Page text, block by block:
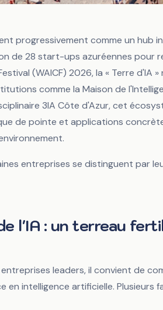
qui
2026
progressivement comme un hub
de 28 start-ups azuréennes pour
(WAICF) 2026, la « Terre d'IA
comme la Maison de
3IA Côte d'Azur, cet
de pointe et applications
entreprises se distinguent par
l'IA : un terreau
leaders, il convient de
en intelligence artificielle.